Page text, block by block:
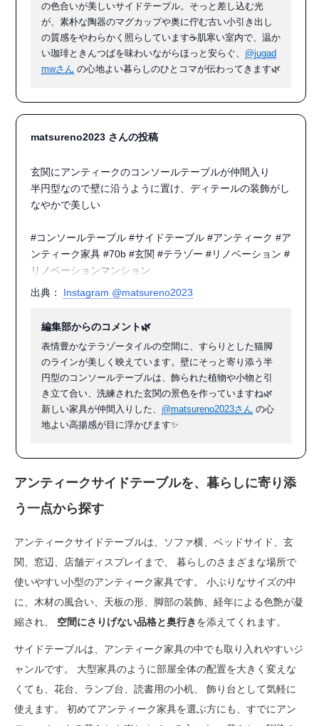
こんな雰囲気の生地をまた探してます
ありそうで無い
冬が終わっちゃうﾖ～
#珈琲#珈琲タイム
#おうちカフェ
#インテリア#interior#インテリア好き#インテリアを楽し
#カフェ風インテリア #アンティーク#アンティークのある
暮らし#古いものが好き#古道具#インテリア好きな人と繋
がりたい
#日々のこと#日々の暮らし#暮らし#暮らしの記録
の色合いが美しいサイドテーブル。そっと差し込む光
が、素朴な陶器のマグカップや奥に佇む古い小引き出し
の質感をやわらかく照らしています☕️肌寒い室内で、温か
い珈琲ときんつばを味わいながらほっと安らぐ、 @jugad
mwさん の心地よい暮らしのひとコマが伝わってきます🌿
matsureno2023 さんの投稿
玄関にアンティークのコンソールテーブルが仲間入り
半円型なので壁に沿うように置け、ディテールの装飾がし
なやかで美しい
#コンソールテーブル #サイドテーブル #アンティーク #ア
ンティーク家具 #70b #玄関 #テラゾー #リノベーション #
リノベーションマンション
出典： Instagram @matsureno2023
編集部からのコメント🌿
表情豊かなテラゾータイルの空間に、すらりとした猫脚
のラインが美しく映えています。壁にそっと寄り添う半
円型のコンソールテーブルは、飾られた植物や小物と引
き立て合い、洗練された玄関の景色を作っていますね🌿
新しい家具が仲間入りした、 @matsureno2023さん の心
地よい高揚感が目に浮かびます✨
アンティークサイドテーブルを、暮らしに寄り添
う一点から探す
アンティークサイドテーブルは、ソファ横、ベッドサイド、玄
関、窓辺、店舗ディスプレイまで、 暮らしのさまざまな場所で
使いやすい小型のアンティーク家具です。 小ぶりなサイズの中
に、木材の風合い、天板の形、脚部の装飾、経年による色艶が凝
縮され、 空間にさりげない品格と奥行きを添えてくれます。
サイドテーブルは、アンティーク家具の中でも取り入れやすいジ
ャンルです。 大型家具のように部屋全体の配置を大きく変えな
くても、花台、ランプ台、読書用の小机、 飾り台として気軽に
使えます。 初めてアンティーク家具を選ぶ方にも、すでにアン